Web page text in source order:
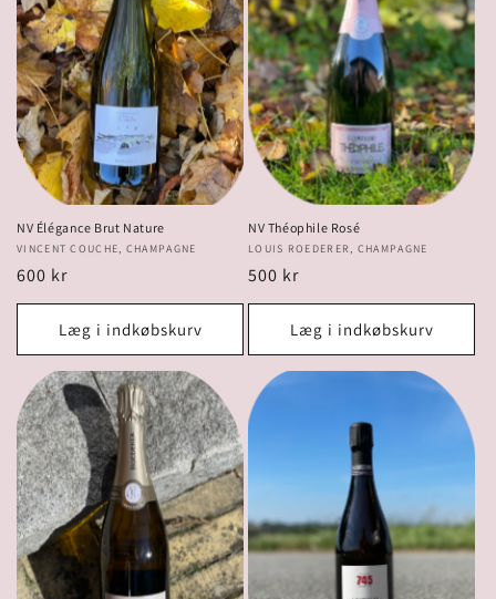
NV Élégance Brut Nature
Forhandler:
VINCENT COUCHE, CHAMPAGNE
Normalpris
600 kr
Læg i indkøbskurv
NV Théophile Rosé
Forhandler:
LOUIS ROEDERER, CHAMPAGNE
Normalpris
500 kr
Læg i indkøbskurv